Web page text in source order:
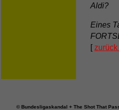
Aldi?
Eines
[
© Bundesligaskandal + The Shot That